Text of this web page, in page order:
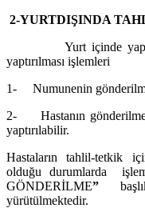
2-YURTDIŞINDA
Yurt içinde
yaptırılması işlemleri
1- Numunenin
2- Hastanın
yaptırılabilir.
Hastaların tahlil-tetkik
olduğu durumlarda
GÖNDERİLME”
yürütülmektedir.